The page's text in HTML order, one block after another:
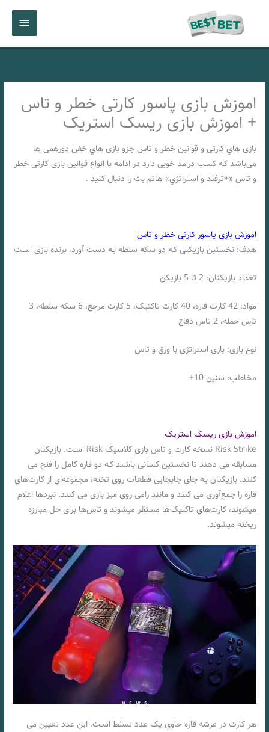
اصلی
اموزش بازی پاسور کارتی خطر و تاس
+ اموزش بازی ریسک استریک
بازی هاي‌ کارتی و قوانین خطر و تاس جزو بازی هاي‌ خفن دورهمی ها
می‌باشد کـه کسب درامد خوبی دارد در ادامه با انواع قوانین بازی کارتی خطر
و تاس «+ترفند و استراتژي» هاتم بت را دنبال کنید .
اموزش بازی پاسور کارتی خطر و تاس
هدف: نخستین بازیکنی کـه دو سکه سلطه بـه دست آورد، برنده بازی اسـت
تعداد بازیکنان: 2 تا 5 بازیکن
مواد: 42 کارت قاره، 40 کارت تاکتیک، 5 کارت مرجع، 6 سکه سلطه، 3
تاس حمله، 2 تاس دفاع
نوع بازی: بازی استراتژی با ورق و تاس
مخاطب: سنین 10+
اموزش بازی ریسک استریک
Risk Strike نسخه کارت و تاس بازی کلاسیک Risk اسـت. بازیکنان
مسابقه می دهند تا نخستین کسانی باشند کـه دو قاره کامل را فتح می
کنند. بازیکنان بـه جای جابجایی قطعات روی تخته، مجموعه‌اي از کارت‌هاي‌
قاره را جمع‌آوری می کنند و مانند رامی روی میز بازی می کنند. نبردها اعلام
میشوند، کارت‌هاي‌ تاکتیک‌ها مستقر میشوند و تاس‌ها برای حل مبارزه
ریخته میشوند.
هر کارت در عرشه قاره حاوی یک عدد تسلط اسـت. این عدد تعیین می